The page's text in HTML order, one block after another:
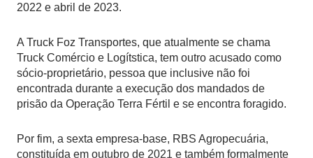
2022 e abril de 2023.
A Truck Foz Transportes, que atualmente se chama
Truck Comércio e Logítstica, tem outro acusado como
sócio-proprietário, pessoa que inclusive não foi
encontrada durante a execução dos mandados de
prisão da Operação Terra Fértil e se encontra foragido.
Por fim, a sexta empresa-base, RBS Agropecuária,
constituída em outubro de 2021 e também formalmente